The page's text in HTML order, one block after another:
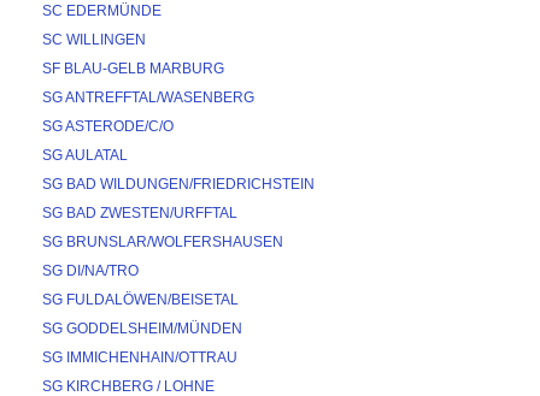
SC EDERMÜNDE
SC WILLINGEN
SF BLAU-GELB MARBURG
SG ANTREFFTAL/WASENBERG
SG ASTERODE/C/O
SG AULATAL
SG BAD WILDUNGEN/FRIEDRICHSTEIN
SG BAD ZWESTEN/URFFTAL
SG BRUNSLAR/WOLFERSHAUSEN
SG DI/NA/TRO
SG FULDALÖWEN/BEISETAL
SG GODDELSHEIM/MÜNDEN
SG IMMICHENHAIN/OTTRAU
SG KIRCHBERG / LOHNE